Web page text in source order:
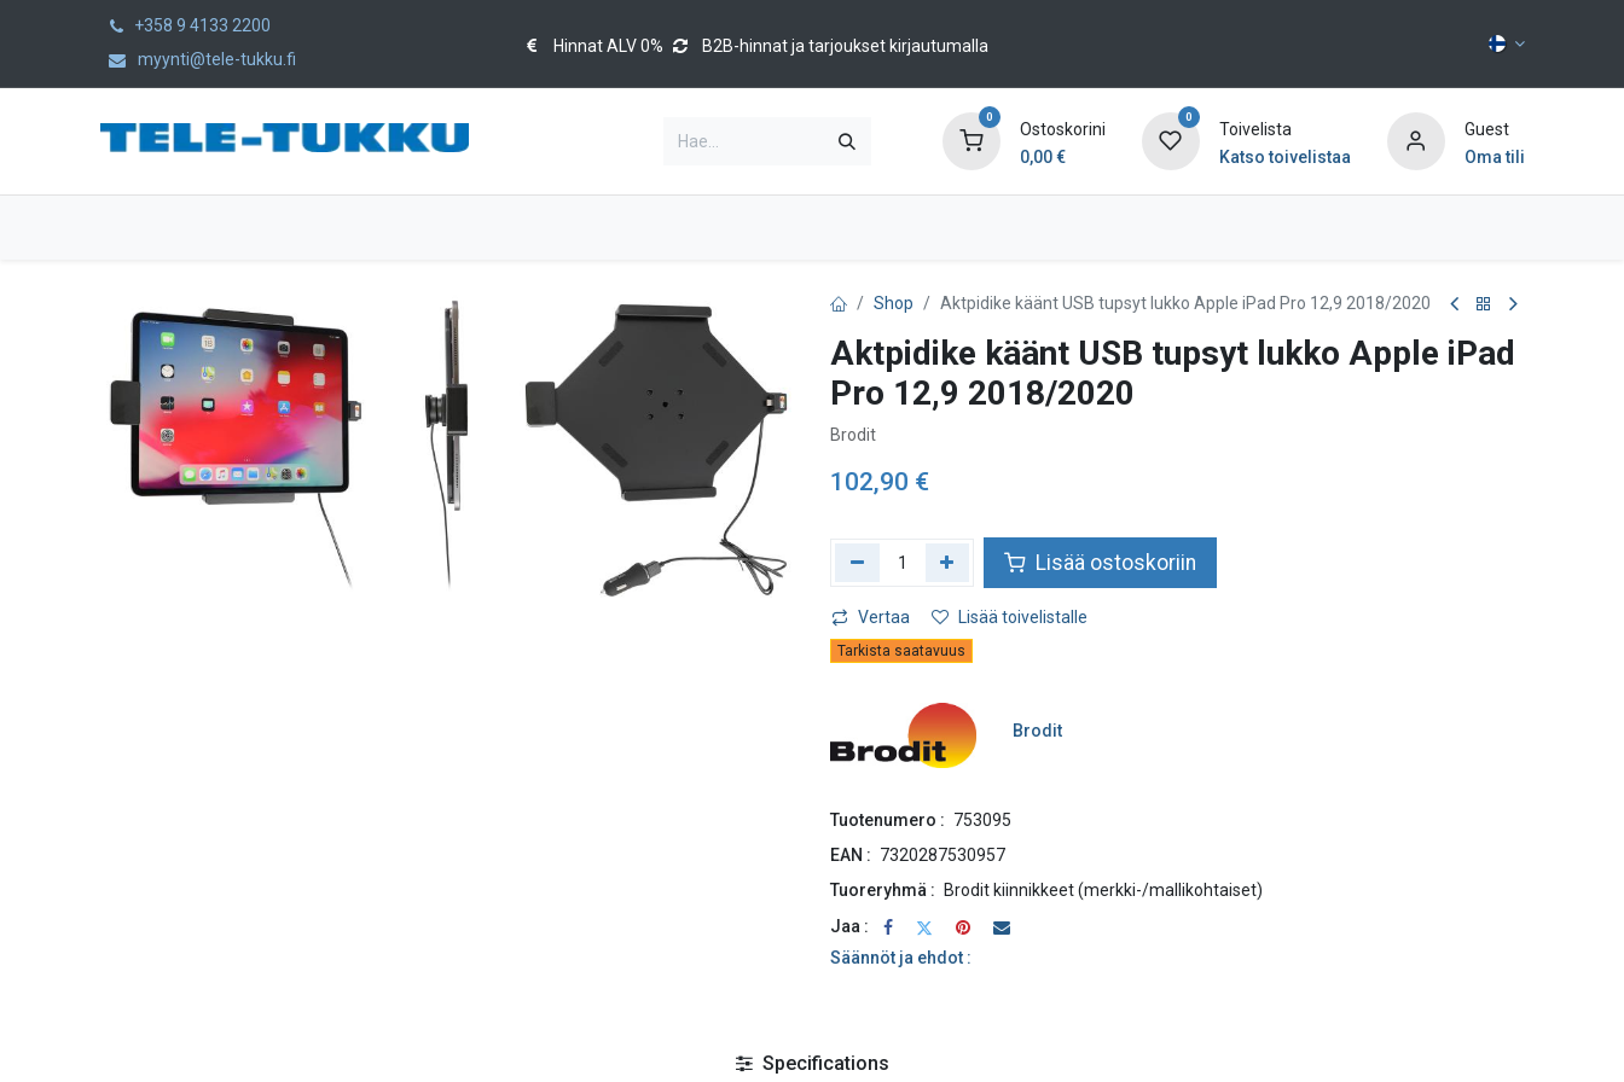
+358 9 4133 2200
myynti@tele-tukku.fi
Hinnat ALV 0% B2B-hinnat ja tarjoukset kirjautumalla
0
Ostoskorini
0,00€
0
Toivelista
Katso toivelistaa
Guest
Oma tili
Shop Aktpidike käänt USB tupsyt lukko Apple iPad Pro 12,9 2018/2020
Aktpidike käänt USB tupsyt lukko Apple iPad
Pro 12,9 2018/2020
Brodit
102,90 €
Lisää ostoskoriin
Vertaa Lisää toivelistalle
Tarkista saatavuus
Brodit
Tuotenumero : 753095
EAN : 7320287530957
Tuoreryhmä :
Brodit kiinnikkeet (merkki-/mallikohtaiset)
Jaa :
Säännöt ja ehdot :
Specifications